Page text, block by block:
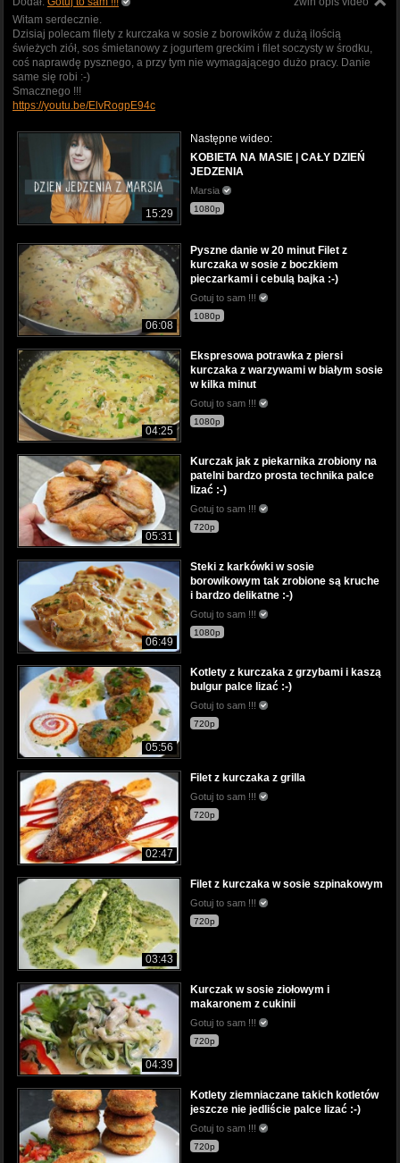
Witam serdecznie.
Dzisiaj polecam filety z kurczaka w sosie z borowików z dużą ilością
świeżych ziół, sos śmietanowy z jogurtem greckim i filet soczysty w środku,
coś naprawdę pysznego, a przy tym nie wymagającego dużo pracy. Danie
same się robi :-)
Smacznego !!!
https://youtu.be/ElvRogpE94c
15:29
Następne wideo:
KOBIETA NA MASIE | CAŁY DZIEŃ
JEDZENIA
Marsia
1080p
06:08
Pyszne danie w 20 minut Filet z
kurczaka w sosie z boczkiem
pieczarkami i cebulą bajka :-)
Gotuj to sam !!!
1080p
04:25
Ekspresowa potrawka z piersi
kurczaka z warzywami w białym sosie
w kilka minut
Gotuj to sam !!!
1080p
05:31
Kurczak jak z piekarnika zrobiony na
patelni bardzo prosta technika palce
lizać :-)
Gotuj to sam !!!
720p
06:49
Steki z karkówki w sosie
borowikowym tak zrobione są kruche
i bardzo delikatne :-)
Gotuj to sam !!!
1080p
05:56
Kotlety z kurczaka z grzybami i kaszą
bulgur palce lizać :-)
Gotuj to sam !!!
720p
02:47
Filet z kurczaka z grilla
Gotuj to sam !!!
720p
03:43
Filet z kurczaka w sosie szpinakowym
Gotuj to sam !!!
720p
04:39
Kurczak w sosie ziołowym i
makaronem z cukinii
Gotuj to sam !!!
720p
Kotlety ziemniaczane takich kotletów
jeszcze nie jedliście palce lizać :-)
Gotuj to sam !!!
720p